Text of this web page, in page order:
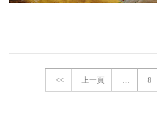
<< 上一頁 … 8